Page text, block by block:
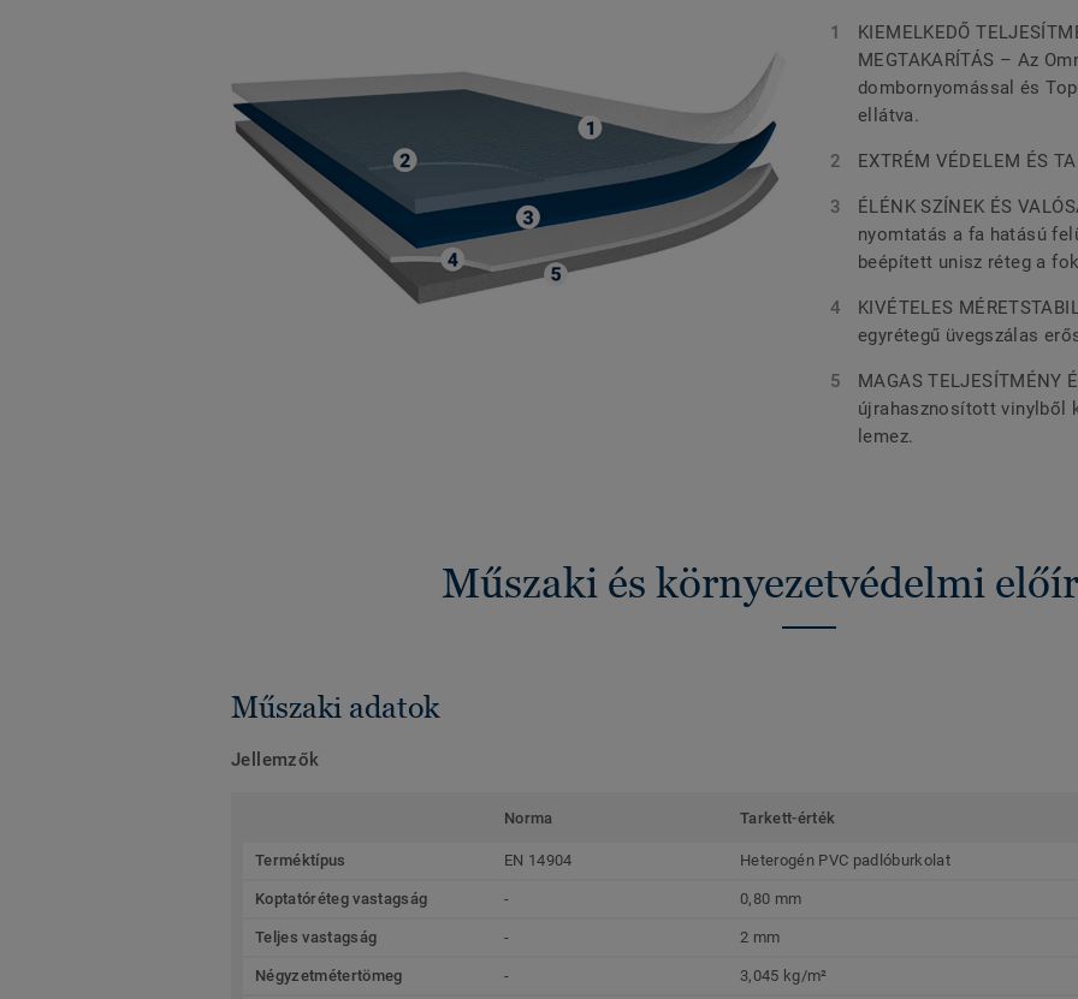
KIEMELKEDŐ
MEGTAKARÍTÁS – Az
dombornyomással és
ellátva.
EXTRÉM VÉDELEM ÉS
ÉLÉNK SZÍNEK ÉS
nyomtatás a fa hatású
beépített unisz réteg a
KIVÉTELES
egyrétegű üvegszálas
MAGAS TELJESÍTMÉNY
újrahasznosított vinylből
lemez.
Műszaki és környezetvédelmi
Műszaki adatok
Jellemzők
Norma Tarkett-érték
Terméktípus EN 14904 Heterogén PVC padlóburkolat
Koptatóréteg vastagság - 0,80 mm
Teljes vastagság - 2 mm
Négyzetmétertömeg - 3,045 kg/m²